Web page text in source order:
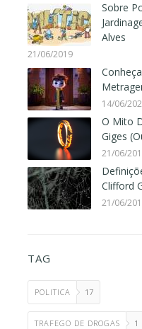
Sobre
Alves
21/06/2019
14/06/
O Mito
Giges
21/06/
Clifford
21/06/
TAG
POLITICA 17
TRAFEGO DE DROGAS 1